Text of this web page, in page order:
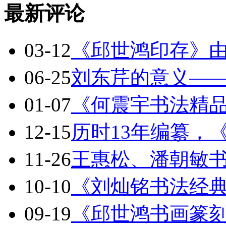
最新评论
03-12 《邱世鸿印存》
06-25刘东芹的意义
01-07 《何震宇书法精
12-15历时13年编纂，
11-26王惠松、潘朝敏
10-10 《刘灿铭书法经
09-19 《邱世鸿书画篆